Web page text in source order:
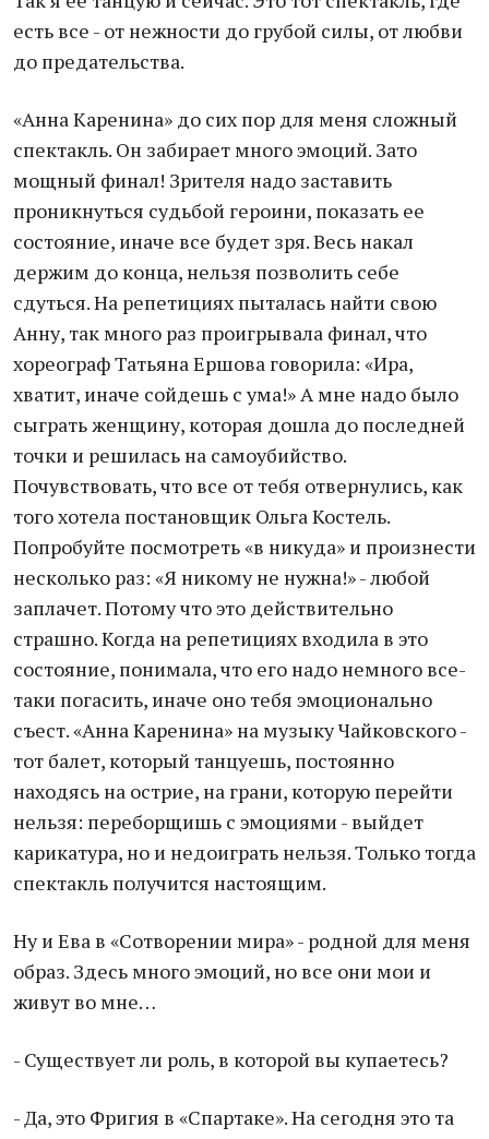
есть все - от нежности до грубой силы, от любви
до предательства.
«Анна Каренина» до сих пор для меня сложный
спектакль. Он забирает много эмоций. Зато
мощный финал! Зрителя надо заставить
проникнуться судьбой героини, показать ее
состояние, иначе все будет зря. Весь накал
держим до конца, нельзя позволить себе
сдуться. На репетициях пыталась найти свою
Анну, так много раз проигрывала финал, что
хореограф Татьяна Ершова говорила: «Ира,
хватит, иначе сойдешь с ума!» А мне надо было
сыграть женщину, которая дошла до последней
точки и решилась на самоубийство.
Почувствовать, что все от тебя отвернулись, как
того хотела постановщик Ольга Костель.
Попробуйте посмотреть «в никуда» и произнести
несколько раз: «Я никому не нужна!» - любой
заплачет. Потому что это действительно
страшно. Когда на репетициях входила в это
состояние, понимала, что его надо немного все-
таки погасить, иначе оно тебя эмоционально
съест. «Анна Каренина» на музыку Чайковского -
тот балет, который танцуешь, постоянно
находясь на острие, на грани, которую перейти
нельзя: переборщишь с эмоциями - выйдет
карикатура, но и недоиграть нельзя. Только тогда
спектакль получится настоящим.
Ну и Ева в «Сотворении мира» - родной для меня
образ. Здесь много эмоций, но все они мои и
живут во мне…
- Существует ли роль, в которой вы купаетесь?
- Да, это Фригия в «Спартаке». На сегодня это та